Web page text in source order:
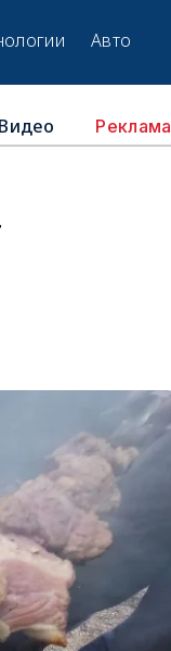
Авто
Видео Реклама